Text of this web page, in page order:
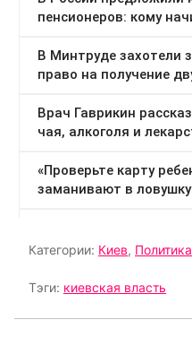
Категории: Киев, Политика
Тэги: киевская власть